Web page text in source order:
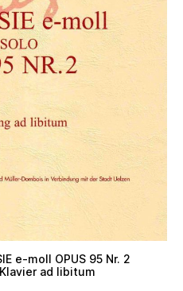
e-moll OPUS 95 Nr. 2
ad libitum